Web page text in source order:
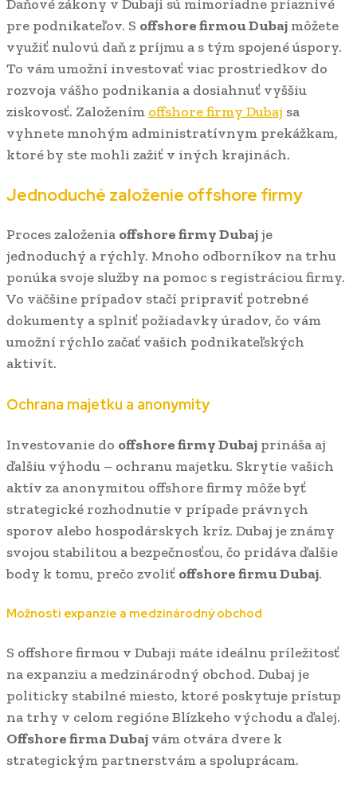
Daňové zákony v Dubaji sú mimoriadne priaznivé
pre podnikateľov. S offshore firmou Dubaj môžete
využiť nulovú daň z príjmu a s tým spojené úspory.
To vám umožní investovať viac prostriedkov do
rozvoja vášho podnikania a dosiahnuť vyššiu
ziskovosť. Založením offshore firmy Dubaj sa
vyhnete mnohým administratívnym prekážkam,
ktoré by ste mohli zažiť v iných krajinách.
Jednoduché založenie offshore firmy
Proces založenia offshore firmy Dubajje
jednoduchý a rýchly. Mnoho odborníkov na trhu
ponúka svoje služby na pomoc s registráciou firmy.
Vo väčšine prípadov stačí pripraviť potrebné
dokumenty a splniť požiadavky úradov, čo vám
umožní rýchlo začať vašich podnikateľských
aktivít.
Ochrana majetku a anonymity
Investovanie do offshore firmy Dubaj prináša aj
ďalšiu výhodu – ochranu majetku. Skrytie vašich
aktív za anonymitou offshore firmy môže byť
strategické rozhodnutie v prípade právnych
sporov alebo hospodárskych kríz. Dubaj je známy
svojou stabilitou a bezpečnosťou, čo pridáva ďalšie
body k tomu, prečo zvoliť offshore firmu Dubaj.
Možnosti expanzie a medzinárodný obchod
S offshore firmou v Dubaji máte ideálnu príležitosť
na expanziu a medzinárodný obchod. Dubaj je
politicky stabilné miesto, ktoré poskytuje prístup
na trhy v celom regióne Blízkeho východu a ďalej.
Offshore firma Dubaj vám otvára dvere k
strategickým partnerstvám a spoluprácam.